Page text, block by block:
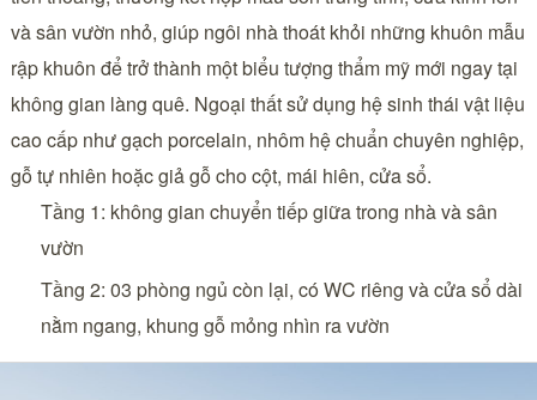
và sân vườn nhỏ, giúp ngôi nhà thoát khỏi những khuôn mẫu
rập khuôn để trở thành một biểu tượng thẩm mỹ mới ngay tại
không gian làng quê. Ngoại thất sử dụng hệ sinh thái vật liệu
cao cấp như gạch porcelain, nhôm hệ chuẩn chuyên nghiệp,
gỗ tự nhiên hoặc giả gỗ cho cột, mái hiên, cửa sổ.
Tầng 1: không gian chuyển tiếp giữa trong nhà và sân
vườn
Tầng 2: 03 phòng ngủ còn lại, có WC riêng và cửa sổ dài
nằm ngang, khung gỗ mỏng nhìn ra vườn